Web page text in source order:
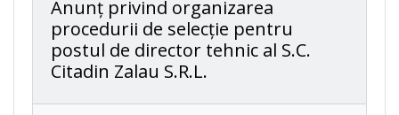
Anunț privind organizarea
procedurii de selecție pentru
postul de director tehnic al S.C.
Citadin Zalau S.R.L.